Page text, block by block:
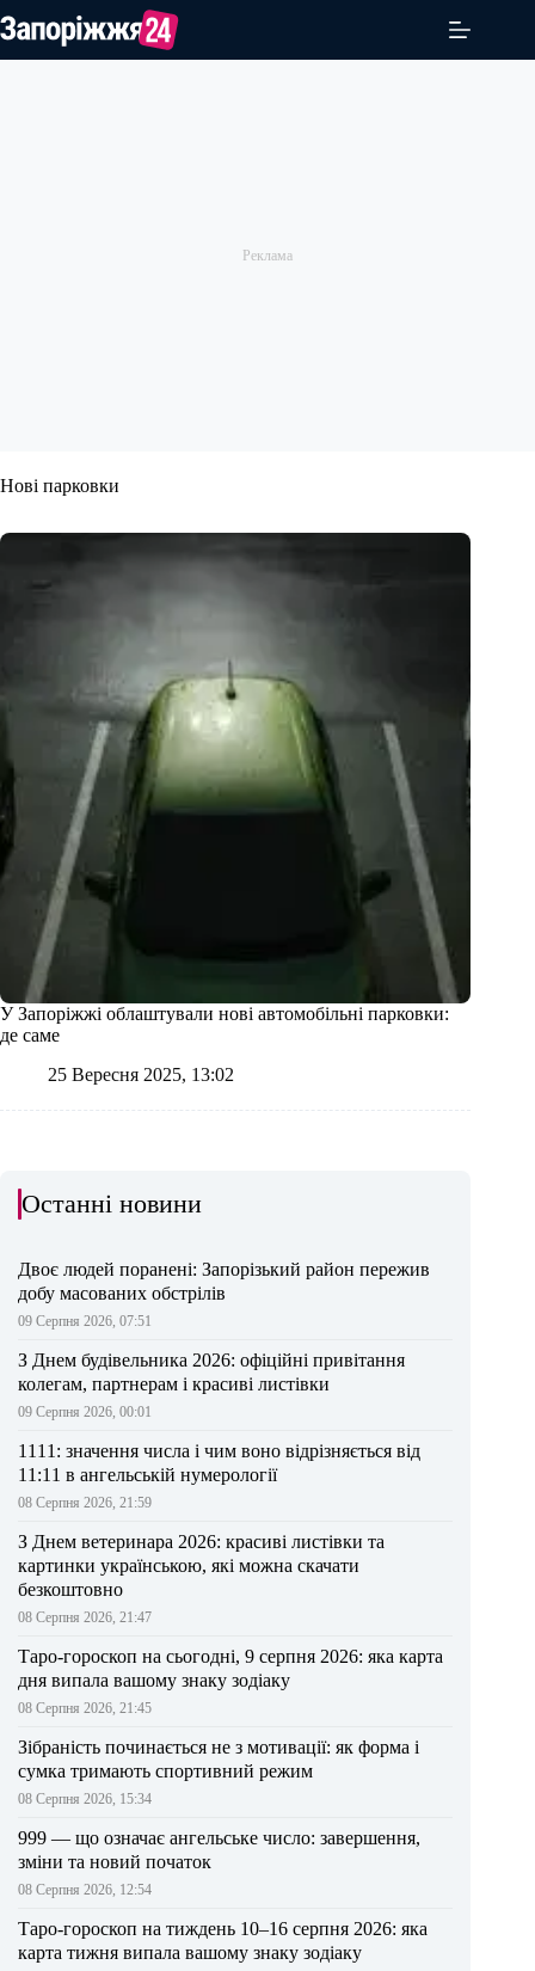
до
Нові парковки
У Запоріжжі облаштували нові автомобільні парковки:
де саме
25 Вересня 2025, 13:02
Останні новини
Двоє людей поранені: Запорізький район пережив
добу масованих обстрілів
09 Серпня 2026, 07:51
З Днем будівельника 2026: офіційні привітання
колегам, партнерам і красиві листівки
09 Серпня 2026, 00:01
1111: значення числа і чим воно відрізняється від
11:11 в ангельській нумерології
08 Серпня 2026, 21:59
З Днем ветеринара 2026: красиві листівки та
картинки українською, які можна скачати
безкоштовно
08 Серпня 2026, 21:47
Таро-гороскоп на сьогодні, 9 серпня 2026: яка карта
дня випала вашому знаку зодіаку
08 Серпня 2026, 21:45
Зібраність починається не з мотивації: як форма і
сумка тримають спортивний режим
08 Серпня 2026, 15:34
999 — що означає ангельське число: завершення,
зміни та новий початок
08 Серпня 2026, 12:54
Таро-гороскоп на тиждень 10–16 серпня 2026: яка
карта тижня випала вашому знаку зодіаку